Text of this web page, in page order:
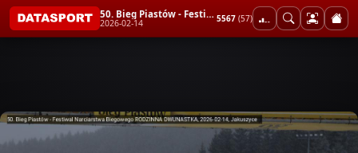
50. Bieg Piastów - Festiwal Narciarstwa Biegowego RODZINNA DWUNASTKA
2026-02-14 5567 (57)